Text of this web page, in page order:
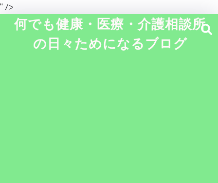
" />
何でも健康・医療・介護相談所
の日々ためになるブログ